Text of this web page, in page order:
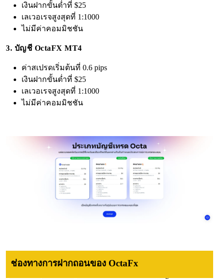
เงินฝากขั้นต่ำที่ $25
เลเวอเรจสูงสุดที่ 1:1000
ไม่มีค่าคอมมิชชัน
3. บัญชี OctaFX MT4
ค่าสเปรดเริ่มต้นที่ 0.6 pips
เงินฝากขั้นต่ำที่ $25
เลเวอเรจสูงสุดที่ 1:1000
ไม่มีค่าคอมมิชชัน
ช่องทางการฝากถอนของ OctaFx